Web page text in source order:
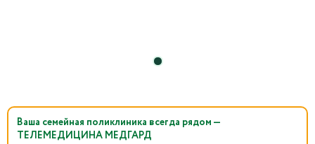
Ваша семейная поликлиника всегда рядом —
ТЕЛЕМЕДИЦИНА МЕДГАРД